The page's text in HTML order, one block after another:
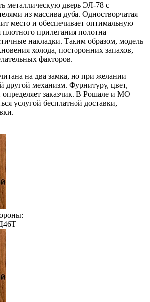
металлическую дверь ЭЛ-78 с
из массива дуба. Одностворчатая
место и обеспечивает оптимальную
прилегания полотна
накладки. Таким образом, модель
холода, посторонних запахов,
факторов.
на два замка, но при желании
другой механизм. Фурнитуру, цвет,
определяет заказчик. В Рошале и МО
услугой бесплатной доставки,